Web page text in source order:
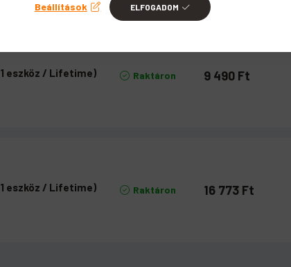
eszköz / Lifetime) Raktáron 9 490 Ft
eszköz / Lifetime) Raktáron 16 773 Ft
Beállítások ELFOGADOM